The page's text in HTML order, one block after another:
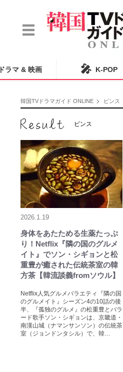
ドラマ & 映画 🎤 K-POP
韓国TVドラマガイド ONLINE ピンス
ピンス
2026.1.19
身体をあたためる生薬たっぷ
り！Netflix『隣の国のグルメ
イト』でソン・シギョンと松
重豊が癒された伝統茶室の韓
方茶【韓流談義fromソウル】
Netflix人気グルメバラエティ『隣の国
のグルメイト』シーズン4の10話の後
半、『孤独のグルメ』の松重豊とバラ
ード歌手ソン・シギョンは、京畿道・
南漢山城（ナマンサンソン）の伝統茶
室（ジョンドンタシル）で、韓…